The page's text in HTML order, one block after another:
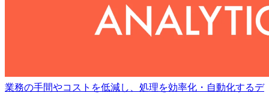
業務の手間やコストを低減し、処理を効率化・自動化するデ